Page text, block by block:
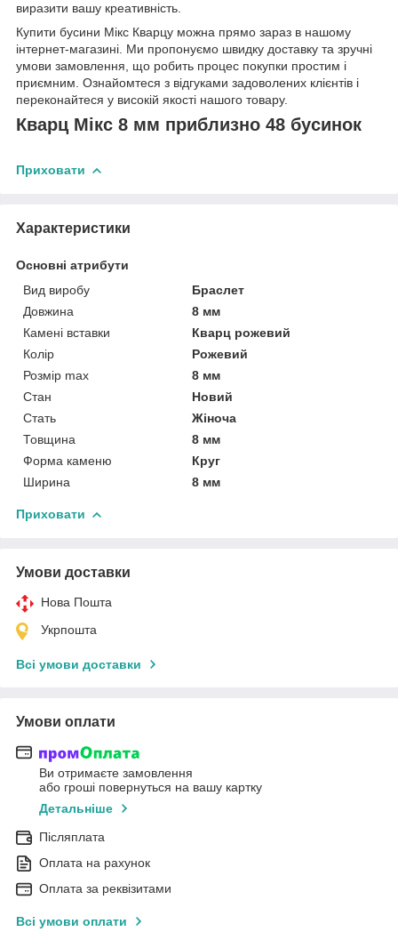
виразити вашу креативність.
Купити бусини Мікс Кварцу можна прямо зараз в нашому
інтернет-магазині. Ми пропонуємо швидку доставку та зручні
умови замовлення, що робить процес покупки простим і
приємним. Ознайомтеся з відгуками задоволених клієнтів і
переконайтеся у високій якості нашого товару.
Кварц Мікс 8 мм приблизно 48 бусинок
Приховати
Характеристики
Основні атрибути
Вид виробу
Браслет
Довжина
8 мм
Камені вставки
Кварц рожевий
Колір
Рожевий
Розмір max
8 мм
Стан
Новий
Стать
Жіноча
Товщина
8 мм
Форма каменю
Круг
Ширина
8 мм
Приховати
Умови доставки
Нова Пошта
Укрпошта
Всі умови доставки
Умови оплати
Ви отримаєте замовлення
або гроші повернуться на вашу картку
Детальніше
Післяплата
Оплата на рахунок
Оплата за реквізитами
Всі умови оплати